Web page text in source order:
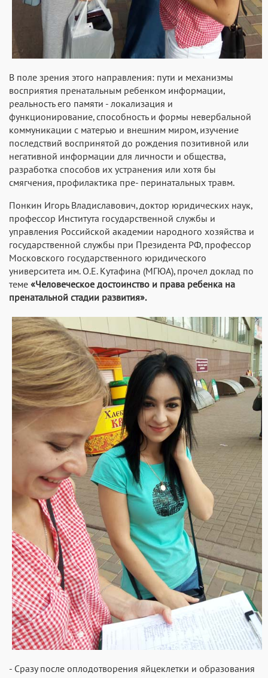
В поле зрения этого направления: пути и механизмы
восприятия пренатальным ребенком информации,
реальность его памяти - локализация и
функционирование, способность и формы невербальной
коммуникации с матерью и внешним миром, изучение
последствий воспринятой до рождения позитивной или
негативной информации для личности и общества,
разработка способов их устранения или хотя бы
смягчения, профилактика пре- перинатальных травм.
Понкин Игорь Владиславович, доктор юридических наук,
профессор Института государственной службы и
управления Российской академии народного хозяйства и
государственной службы при Президента РФ, профессор
Московского государственного юридического
университета им. О.Е. Кутафина (МГЮА), прочел доклад по
теме «Человеческое достоинство и права ребенка на
пренатальной стадии развития».
- Сразу после оплодотворения яйцеклетки и образования